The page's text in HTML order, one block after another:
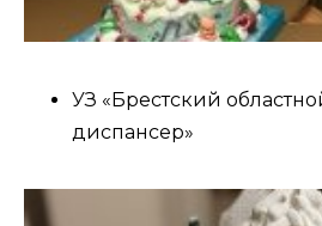
УЗ «Брестский
диспансер»